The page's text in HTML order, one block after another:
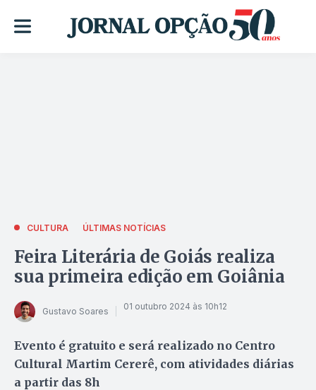
CULTURA ÚLTIMAS NOTÍCIAS
Feira Literária de Goiás realiza
sua primeira edição em Goiânia
Gustavo Soares 01 outubro 2024 às 10h12
Evento é gratuito e será realizado no Centro
Cultural Martim Cererê, com atividades diárias
a partir das 8h